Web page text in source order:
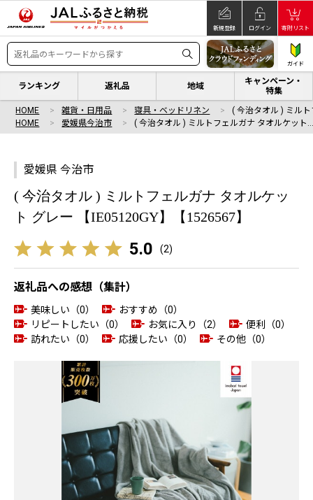
新規登録 ログイン 寄附リスト
ガイド
ランキング 返礼品 地域
キャンペーン・
特集
HOME 雑貨・日用品 寝具・ベッドリネン
( 今治タオル ) ミル
HOME
愛媛県今治市 ( 今治タオル ) ミルトフェルガナ タオルケット
愛媛県 今治市
( 今治タオル ) ミルトフェルガナ タオルケッ
ト グレー 【IE05120GY】【1526567】
5.0 (2)
返礼品への感想（集計）
美味しい（0）
おすすめ（0）
リピートしたい（0）
お気に入り（2）
便利（0）
訪れたい（0）
応援したい（0） その他（0）